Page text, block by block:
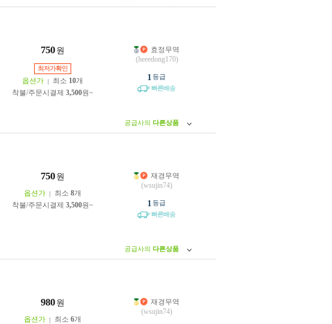
750 원
최저가확인
옵션가 최소 10개
착불/주문시결제 3,500원~
효정무역
(heeedong170)
1 등급
빠른배송
공급사의 다른상품
750 원
옵션가 최소 8개
착불/주문시결제 3,500원~
재경무역
(wsujin74)
1 등급
빠른배송
공급사의 다른상품
980 원
옵션가 최소 6개
재경무역
(wsujin74)